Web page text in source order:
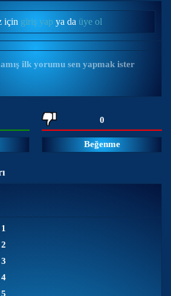
için giriş yap ya da üye ol
ilk yorumu sen yapmak ister
0
Beğenme